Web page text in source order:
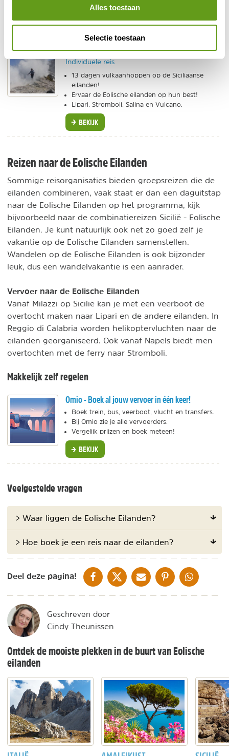
Alles toestaan
Selectie toestaan
Etna met eigen ogen te aanschouwen.
Riksja Travel - Eolische eilanden
Individuele reis
13 dagen vulkaanhoppen op de Siciliaanse
eilanden!
Ervaar de Eolische eilanden op hun best!
Lipari, Stromboli, Salina en Vulcano.
BEKIJK
Reizen naar de Eolische Eilanden
Sommige reisorganisaties bieden groepsreizen die de
eilanden combineren, vaak staat er dan een daguitstap
naar de Eolische Eilanden op het programma, kijk
bijvoorbeeld naar de combinatiereizen Sicilië - Eolische
Eilanden. Je kunt natuurlijk ook net zo goed zelf je
vakantie op de Eolische Eilanden samenstellen.
Wandelen op de Eolische Eilanden is ook bijzonder
leuk, dus een wandelvakantie is een aanrader.
Vervoer naar de Eolische Eilanden
Vanaf Milazzi op Sicilië kan je met een veerboot de
overtocht maken naar Lipari en de andere eilanden. In
Reggio di Calabria worden helikoptervluchten naar de
eilanden georganiseerd. Ook vanaf Napels biedt men
overtochten met de ferry naar Stromboli.
Makkelijk zelf regelen
Omio - Boek al jouw vervoer in één keer!
Boek trein, bus, veerboot, vlucht en transfers.
Bij Omio zie je alle vervoerders.
Vergelijk prijzen en boek meteen!
BEKIJK
Veelgestelde vragen
> Waar liggen de Eolische Eilanden?
> Hoe boek je een reis naar de eilanden?
Deel deze pagina! DELEN OP FACEBOOK
DELEN OP XDELEN VIA DE MAIL
DELEN OP PINTEREST
DELEN OP
Geschreven door
Cindy Theunissen
Ontdek de mooiste plekken in de buurt van Eolische
eilanden